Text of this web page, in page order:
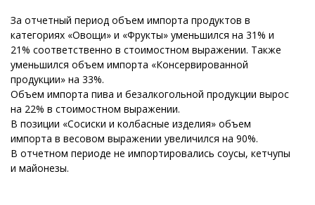
За отчетный период объем импорта продуктов в
категориях «Овощи» и «Фрукты» уменьшился на 31% и
21% соответственно в стоимостном выражении. Также
уменьшился объем импорта «Консервированной
продукции» на 33%.
Объем импорта пива и безалкогольной продукции вырос
на 22% в стоимостном выражении.
В позиции «Сосиски и колбасные изделия» объем
импорта в весовом выражении увеличился на 90%.
В отчетном периоде не импортировались соусы, кетчупы
и майонезы.